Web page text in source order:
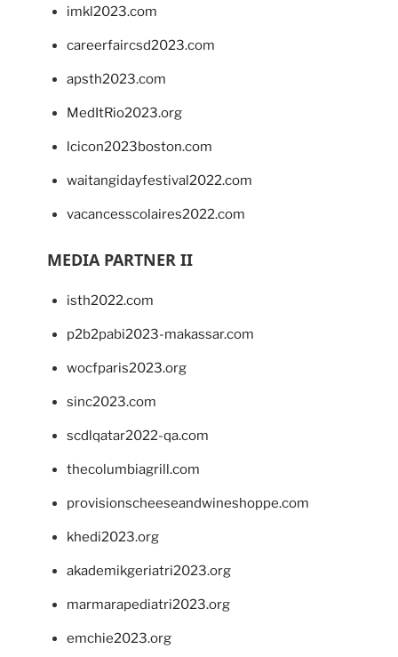
imkl2023.com
careerfaircsd2023.com
apsth2023.com
MedItRio2023.org
lcicon2023boston.com
waitangidayfestival2022.com
vacancesscolaires2022.com
MEDIA PARTNER II
isth2022.com
p2b2pabi2023-makassar.com
wocfparis2023.org
sinc2023.com
scdlqatar2022-qa.com
thecolumbiagrill.com
provisionscheeseandwineshoppe.com
khedi2023.org
akademikgeriatri2023.org
marmarapediatri2023.org
emchie2023.org